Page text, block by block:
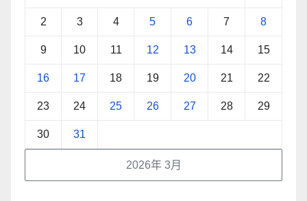
2026年 3月
2 3 4 5 6 7 8
9 10 11 12 13 14 15
16 17 18 19 20 21 22
23 24 25 26 27 28 29
30 31